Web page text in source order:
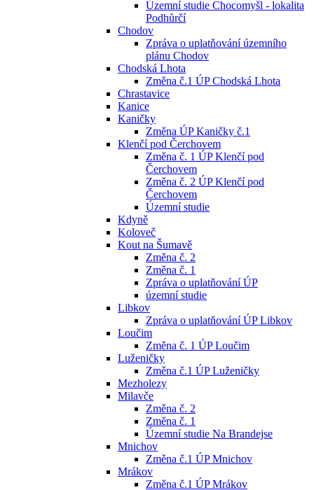
Územní studie Chocomyšl - lokalita
Podhůrčí
Chodov
Zpráva o uplatňování územního
plánu Chodov
Chodská Lhota
Změna č.1 ÚP Chodská Lhota
Chrastavice
Kanice
Kaničky
Změna ÚP Kaničky č.1
Klenčí pod Čerchovem
Změna č. 1 ÚP Klenčí pod
Čerchovem
Změna č. 2 ÚP Klenčí pod
Čerchovem
Územní studie
Kdyně
Koloveč
Kout na Šumavě
Změna č. 2
Změna č. 1
Zpráva o uplatňování ÚP
územní studie
Libkov
Zpráva o uplatňování ÚP Libkov
Loučim
Změna č. 1 ÚP Loučim
Luženičky
Změna č.1 ÚP Luženičky
Mezholezy
Milavče
Změna č. 2
Změna č. 1
Územní studie Na Brandejse
Mnichov
Změna č.1 ÚP Mnichov
Mrákov
Změna č.1 ÚP Mrákov